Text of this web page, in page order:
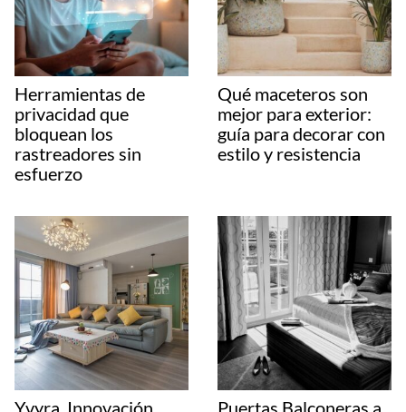
Herramientas de
privacidad que
bloquean los
rastreadores sin
esfuerzo
Qué maceteros son
mejor para exterior:
guía para decorar con
estilo y resistencia